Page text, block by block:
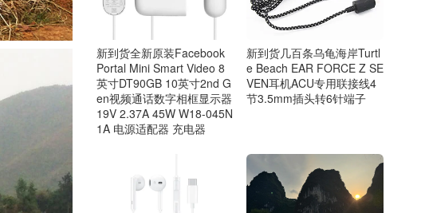
新到货全新原装Facebook
Portal Mini Smart Video 8
英寸DT90GB 10英寸2nd G
en视频通话数字相框显示器
19V 2.37A 45W W18-045N
1A 电源适配器 充电器
新到货几百条乌龟海岸Turtl
e Beach EAR FORCE Z SE
VEN耳机ACU专用联接线4
节3.5mm插头转6针端子